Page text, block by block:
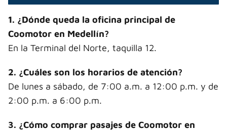
1. ¿Dónde queda la oficina principal de
Coomotor en Medellín?
En la Terminal del Norte, taquilla 12.
2. ¿Cuáles son los horarios de atención?
De lunes a sábado, de 7:00 a.m. a 12:00 p.m. y de
2:00 p.m. a 6:00 p.m.
3. ¿Cómo comprar pasajes de Coomotor en